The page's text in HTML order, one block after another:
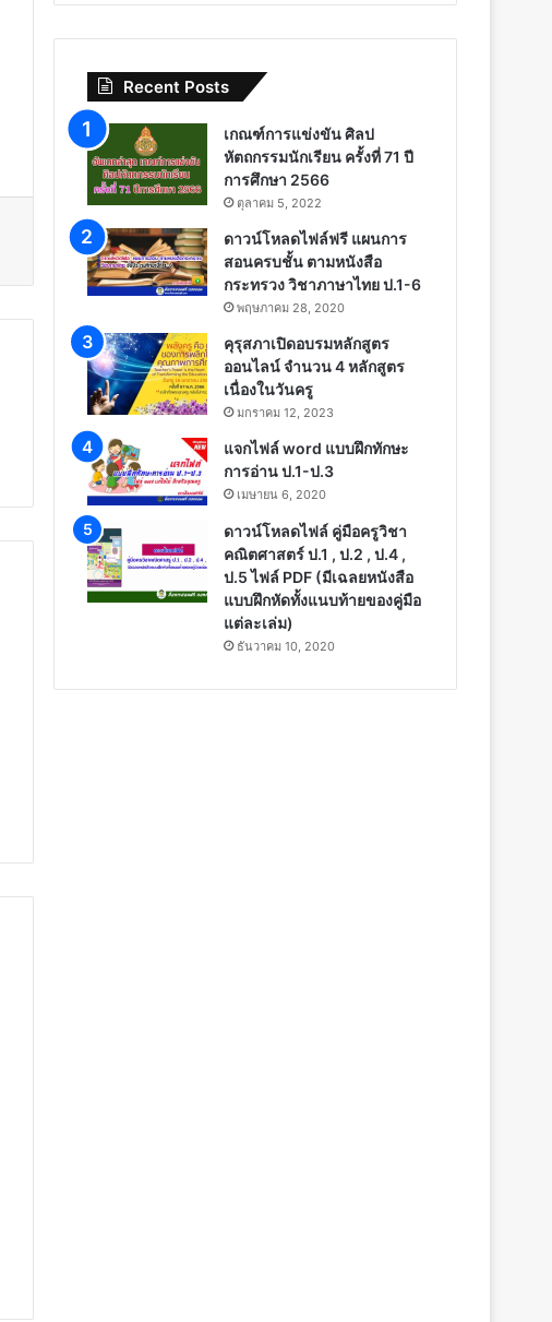
Recent Posts
เกณฑ์การแข่งขัน ศิลป
หัตถกรรมนักเรียน ครั้งที่ 71 ปี
การศึกษา 2566
ตุลาคม 5, 2022
ดาวน์โหลดไฟล์ฟรี แผนการ
สอนครบชั้น ตามหนังสือ
กระทรวง วิชาภาษาไทย ป.1-6
พฤษภาคม 28, 2020
คุรุสภาเปิดอบรมหลักสูตร
ออนไลน์ จำนวน 4 หลักสูตร
เนื่องในวันครู
มกราคม 12, 2023
แจกไฟล์ word แบบฝึกทักษะ
การอ่าน ป.1-ป.3
เมษายน 6, 2020
ดาวน์โหลดไฟล์ คู่มือครูวิชา
คณิตศาสตร์ ป.1 , ป.2 , ป.4 ,
ป.5 ไฟล์ PDF (มีเฉลยหนังสือ
แบบฝึกหัดทั้งแนบท้ายของคู่มือ
แต่ละเล่ม)
ธันวาคม 10, 2020